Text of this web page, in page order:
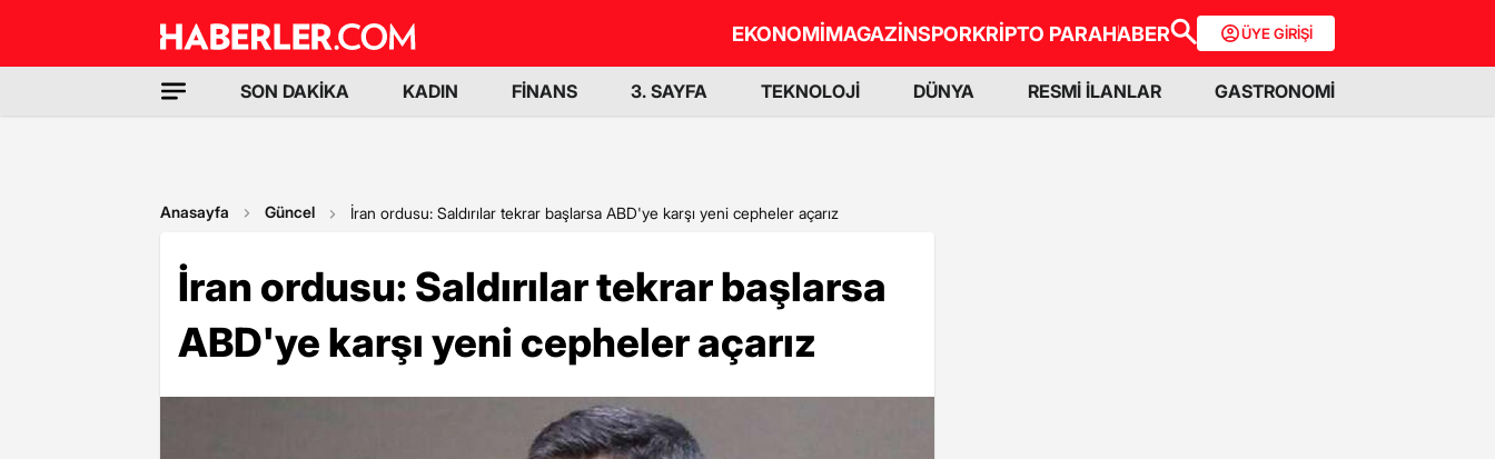
EKONOMİMAGAZİNSPORKRİPTO PARAHABER ÜYE GİRİŞİ
SON DAKİKA KADIN FİNANS 3. SAYFA TEKNOLOJİ DÜNYA RESMİ İLANLAR GASTRONOMİ
Anasayfa Güncel İran ordusu: Saldırılar tekrar başlarsa ABD'ye karşı yeni cepheler açarız
İran ordusu: Saldırılar tekrar başlarsa
ABD'ye karşı yeni cepheler açarız